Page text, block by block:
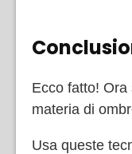
Ecco fatto!
materia di
Usa queste